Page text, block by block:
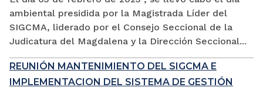
ambiental presidida por la Magistrada Líder del
SIGCMA, liderado por el Consejo Seccional de la
Judicatura del Magdalena y la Dirección Seccional...
REUNIÓN MANTENIMIENTO DEL SIGCMA E
IMPLEMENTACION DEL SISTEMA DE GESTIÓN